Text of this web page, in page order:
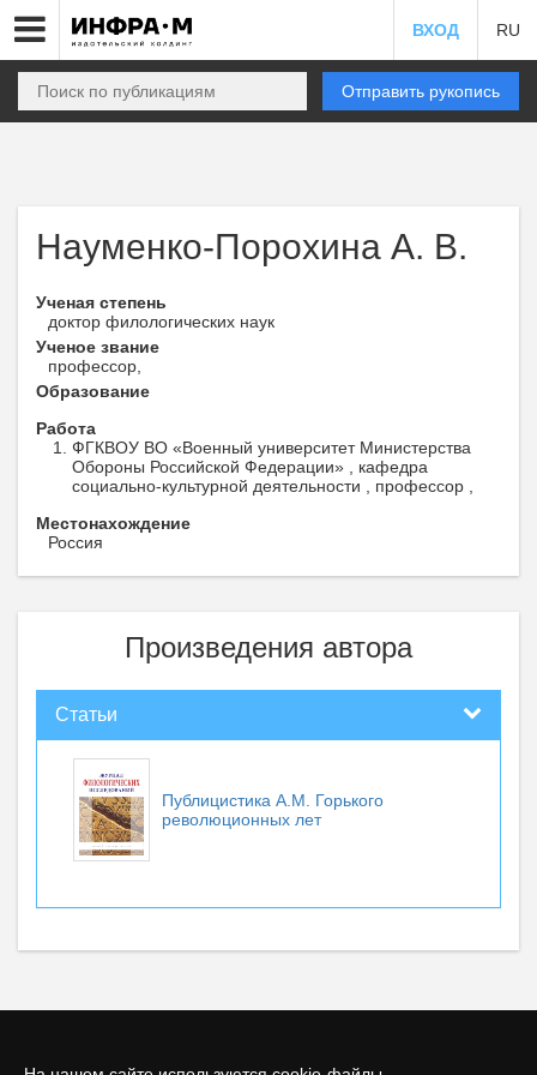
ВХОД RU
Отправить рукопись
Науменко-Порохина А. В.
Ученая степень
доктор филологических наук
Ученое звание
профессор,
Образование
Работа
ФГКВОУ ВО «Военный университет Министерства
Обороны Российской Федерации» , кафедра
социально-культурной деятельности , профессор ,
Местонахождение
Россия
Произведения автора
Статьи
Публицистика А.М. Горького
революционных лет